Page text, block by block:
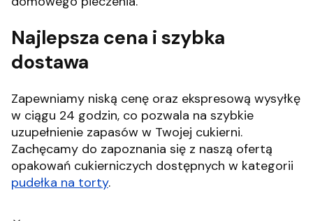
Najlepsza cena i szybka
dostawa
Zapewniamy niską cenę oraz ekspresową wysyłkę
w ciągu 24 godzin, co pozwala na szybkie
uzupełnienie zapasów w Twojej cukierni.
Zachęcamy do zapoznania się z naszą ofertą
opakowań cukierniczych dostępnych w kategorii
pudełka na torty.